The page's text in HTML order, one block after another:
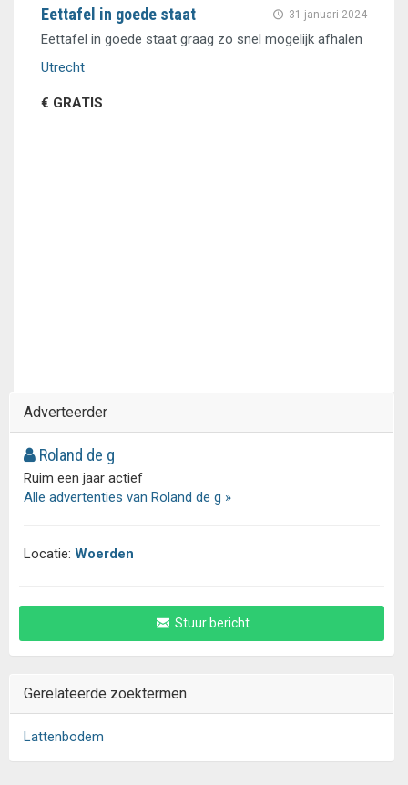
31 januari 2024
Eettafel in goede staat
Eettafel in goede staat graag zo snel mogelijk afhalen
Utrecht
€ GRATIS
Adverteerder
Roland de g
Ruim een jaar actief
Alle advertenties van Roland de g »
Locatie: Woerden
Stuur bericht
Gerelateerde zoektermen
Lattenbodem